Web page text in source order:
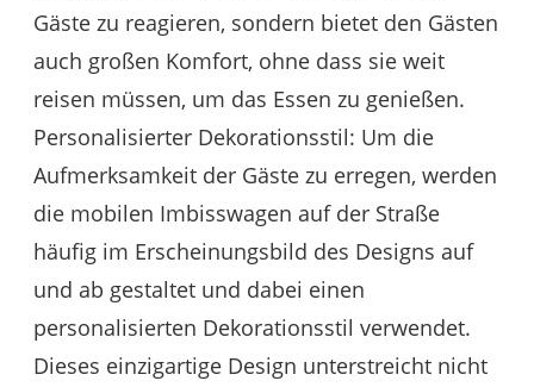
Gäste zu reagieren, sondern bietet den Gästen
auch großen Komfort, ohne dass sie weit
reisen müssen, um das Essen zu genießen.
Personalisierter Dekorationsstil: Um die
Aufmerksamkeit der Gäste zu erregen, werden
die mobilen Imbisswagen auf der Straße
häufig im Erscheinungsbild des Designs auf
und ab gestaltet und dabei einen
personalisierten Dekorationsstil verwendet.
Dieses einzigartige Design unterstreicht nicht